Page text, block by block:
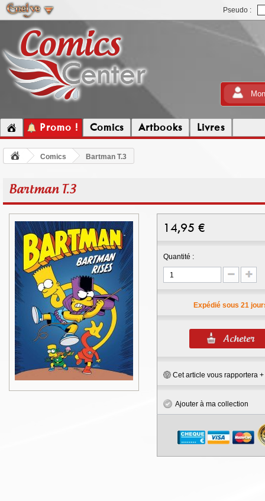
Pseudo :
Promo ! Comics Artbooks Livres
Comics Bartman T.3
Bartman T.3
14,95 €
Quantité :
Expédié sous 21
Cet article vous rapportera +
Ajouter à ma collection